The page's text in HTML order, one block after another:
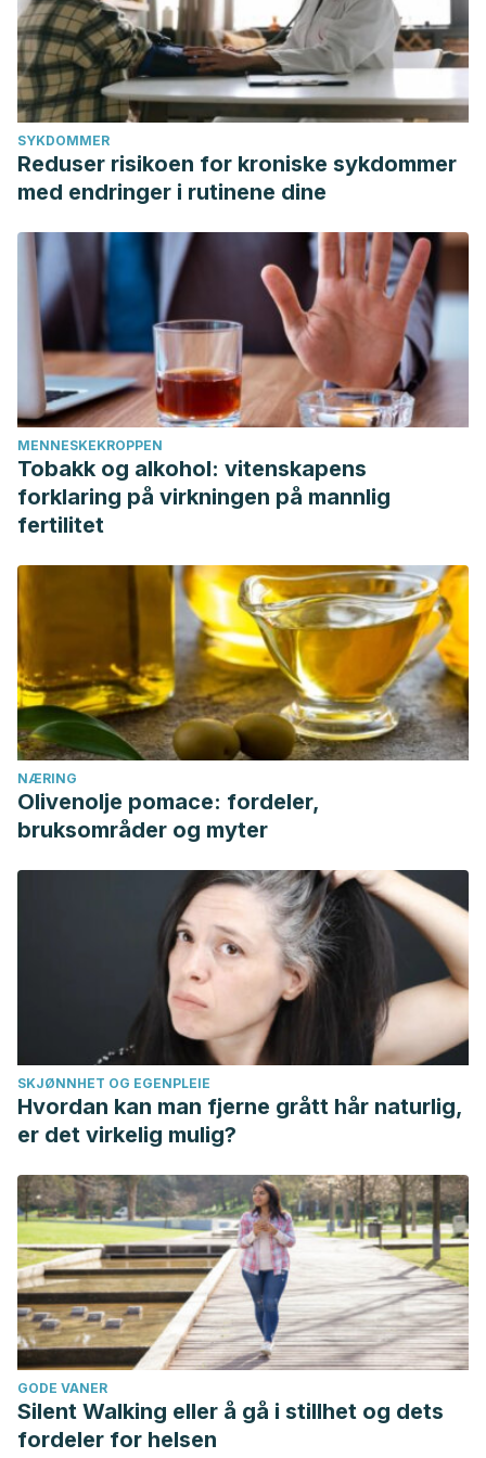
tratamiento ortodóntico preventivo.
SYKDOMMER
Reduser risikoen for kroniske sykdommer
med endringer i rutinene dine
MENNESKEKROPPEN
Tobakk og alkohol: vitenskapens
forklaring på virkningen på mannlig
fertilitet
NÆRING
Olivenolje pomace: fordeler,
bruksområder og myter
SKJØNNHET OG EGENPLEIE
Hvordan kan man fjerne grått hår naturlig,
er det virkelig mulig?
GODE VANER
Silent Walking eller å gå i stillhet og dets
fordeler for helsen